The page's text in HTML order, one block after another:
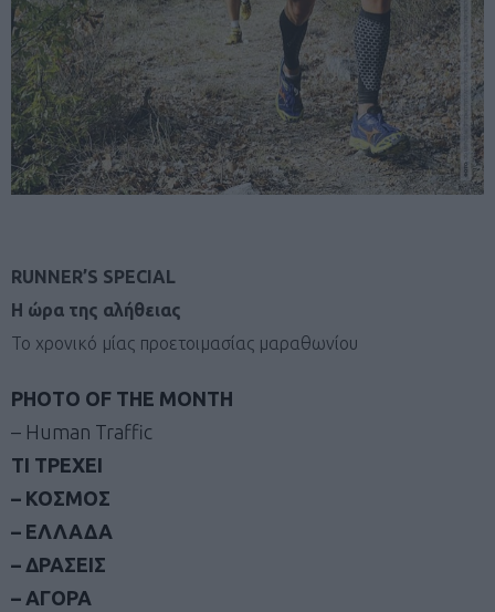
RUNNER’S SPECIAL
Η ώρα της αλήθειας
Το χρονικό μίας προετοιμασίας μαραθωνίου
PHOTO OF THE MONTH
– Human Traffic
ΤΙ ΤΡΕΧΕΙ
– ΚΟΣΜΟΣ
– ΕΛΛΑΔΑ
– ΔΡΑΣΕΙΣ
– ΑΓΟΡΑ